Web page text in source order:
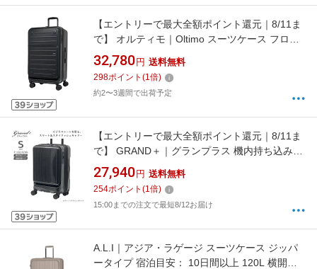
【エントリーで最大全額ポイント還元｜8/11ま
で】 オルティモ｜Oltimo スーツケース フロン
トオープン 約92L/拡張時約103L 旅行目安：7
泊〜 ジェットブラック OT-0857-69N-JBK [TSA
ロック搭載]
32,780 円 送料無料
298ポイント (1倍)
約2〜3週間で出荷予定
【エントリーで最大全額ポイント還元｜8/11ま
で】 GRAND＋｜グランプラス 機内持ち込みス
ーツケース 容量拡張可 40（/46）L TSAダイヤ
ルロック搭載 フロントオープンキャリー ヘア
ラインブラック 110364 [TSAロック搭載]
27,940 円 送料無料
254ポイント (1倍)
15:00までの注文で最短8/12お届け
A.L.I｜アジア・ラゲージ スーツケース ジッパ
ータイプ 宿泊目安： 10日間以上 120L 横開き